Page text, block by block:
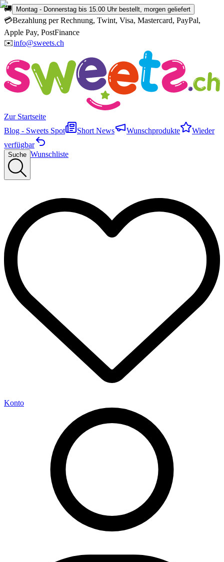
🚚 Montag - Donnerstag bis 15.00 Uhr bestellt, morgen geliefert
💳Bezahlung per Rechnung, Twint, Visa, Mastercard, PayPal,
Apple Pay, PostFinance
✉️info@sweets.ch
Zur Startseite
Blog - Sweets Spot
Short News Wunschprodukte
Wieder
verfügbar
Suche Wunschliste
Konto